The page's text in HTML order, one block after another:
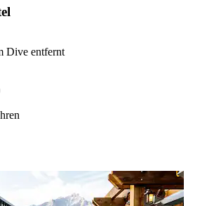
Dive entfernt